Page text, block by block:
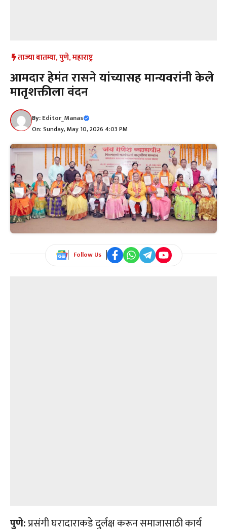
ताज्या बातम्या,पुणे,महाराष्ट्र
आमदार हेमंत रासने यांच्यासह मान्यवरांनी केले
मातृशक्तीला वंदन
By:Editor_Manas
On: Sunday, May 10, 2026 4:03 PM
Follow Us
पुणे:प्रसंगी घरादाराकडे दुर्लक्ष करून समाजासाठी कार्य